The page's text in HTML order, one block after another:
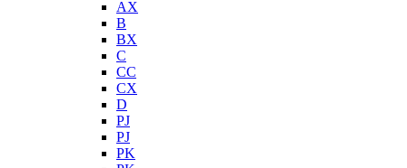
AX
B
BX
C
CC
CX
D
PJ
PJ
PK